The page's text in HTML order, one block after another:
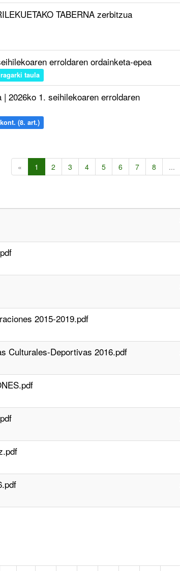
TABERNA zerbitzua
erroldaren ordainketa-epea
taula
2026ko 1. seihilekoaren erroldaren
(8. art.)
« 1 2 3 4 5 6 7 8 ...
2015-2019.pdf
Culturales-Deportivas 2016.pdf